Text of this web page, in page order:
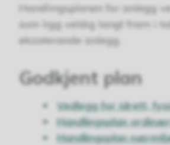
Handlingsplanen for anlegg
som ligg veldig langt fram i
eksisterande anlegg.
Godkjent plan
Vedlegg for idrett,
Handlingsplan
Handlingsplan